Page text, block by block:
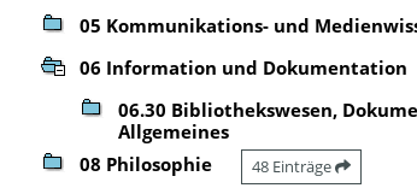
05 Kommunikations- und
06 Information und Dokumentation
06.30 Bibliothekswesen,
Allgemeines
08 Philosophie 48 Einträge